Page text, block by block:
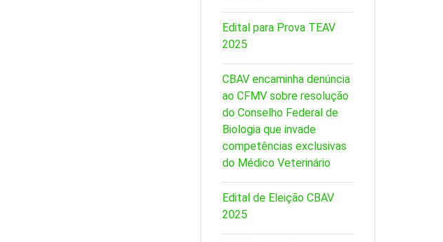
Edital para Prova TEAV
2025
CBAV encaminha denúncia
ao CFMV sobre resolução
do Conselho Federal de
Biologia que invade
competências exclusivas
do Médico Veterinário
Edital de Eleição CBAV
2025